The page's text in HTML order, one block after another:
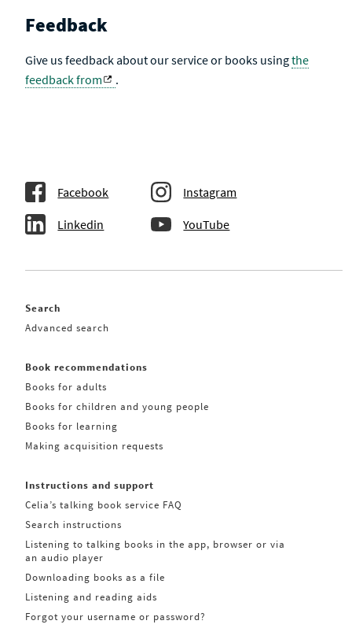
Feedback
Give us feedback about our service or books usingthe
feedback from
.
Facebook Instagram
Linkedin YouTube
Search
Advanced search
Book recommendations
Books for adults
Books for children and young people
Books for learning
Making acquisition requests
Instructions and support
Celia’s talking book service FAQ
Search instructions
Listening to talking books in the app, browser or via
an audio player
Downloading books as a file
Listening and reading aids
Forgot your username or password?